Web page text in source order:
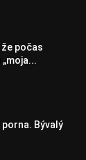
počas
Bývalý